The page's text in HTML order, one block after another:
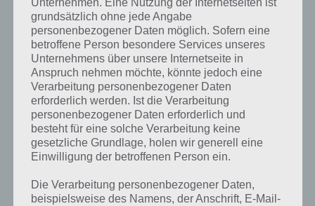
Erläuterung!
Schritt 4: Aktiviere den entsprechenden Zugangspunkt (APN),
den du in Schritt 3 erstellt hast.
Schritt 5: Falls das mobile Internet nicht direkt funktioniert,
dann starte dein Smartphone ggf. neu, sodass die Einstellungen
übernommen werden können.
Bitte beachte: Je nachdem, wo du dich gerade befindest, kann es
auch kein mobiles Internet geben (bspw. Keller, Tunnel, Wald). Als
Faustregel gilt: Wo du telefonieren kannst, sollte auch mobiles
Unternehmen. Eine Nutzung der Internetseiten ist
grundsätzlich ohne jede Angabe
personenbezogener Daten möglich. Sofern eine
betroffene Person besondere Services unseres
Unternehmens über unsere Internetseite in
Anspruch nehmen möchte, könnte jedoch eine
Verarbeitung personenbezogener Daten
erforderlich werden. Ist die Verarbeitung
personenbezogener Daten erforderlich und
besteht für eine solche Verarbeitung keine
gesetzliche Grundlage, holen wir generell eine
Einwilligung der betroffenen Person ein.
Die Verarbeitung personenbezogener Daten,
beispielsweise des Namens, der Anschrift, E-Mail-